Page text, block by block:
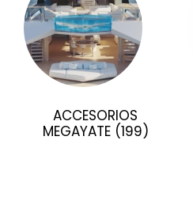
ACCESORIOS
MEGAYATE (199)